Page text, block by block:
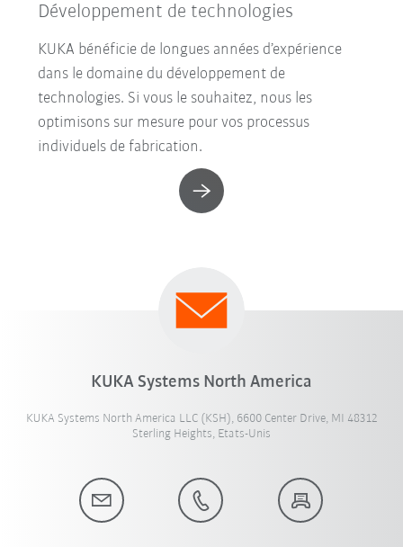
Développement de technologies
KUKA bénéficie de longues années d’expérience
dans le domaine du développement de
technologies. Si vous le souhaitez, nous les
optimisons sur mesure pour vos processus
individuels de fabrication.
KUKA Systems North America
KUKA Systems North America LLC (KSH), 6600 Center Drive, MI 48312
Sterling Heights, Etats-Unis